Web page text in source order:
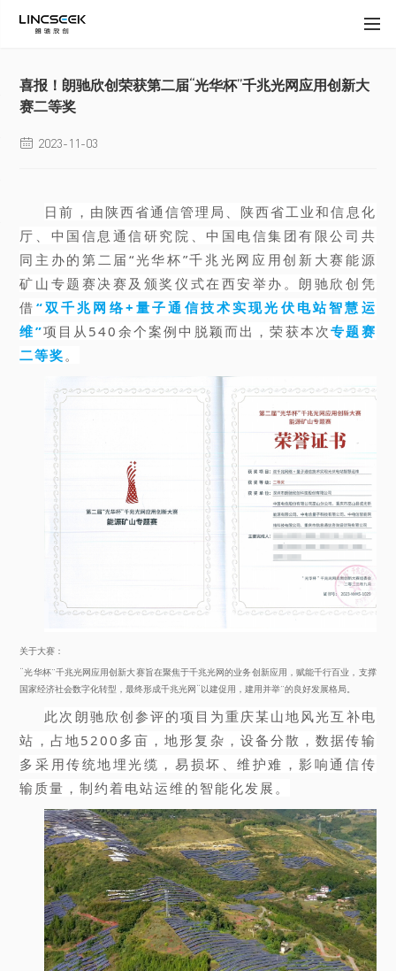
喜报！朗驰欣创荣获第二届“光华杯”千兆光网应用创新大
赛二等奖
 2023-11-03
日前，由陕西省通信管理局、陕西省工业和信息化
厅、中国信息通信研究院、中国电信集团有限公司共
同主办的第二届“光华杯”千兆光网应用创新大赛能源
矿山专题赛决赛及颁奖仪式在西安举办。朗驰欣创凭
借 “双千兆网络+量子通信技术实现光伏电站智慧运
维”项目从540余个案例中脱颖而出，荣获本次专题赛
二等奖。
关于大赛：
“光华杯”千兆光网应用创新大赛旨在聚焦于千兆光网的业务创新应用，赋能千行百业，支撑
国家经济社会数字化转型，最终形成千兆光网“以建促用，建用并举”的良好发展格局。
此次朗驰欣创参评的项目为重庆某山地风光互补电
站，占地5200多亩，地形复杂，设备分散，数据传输
多采用传统地埋光缆，易损坏、维护难，影响通信传
输质量，制约着电站运维的智能化发展。